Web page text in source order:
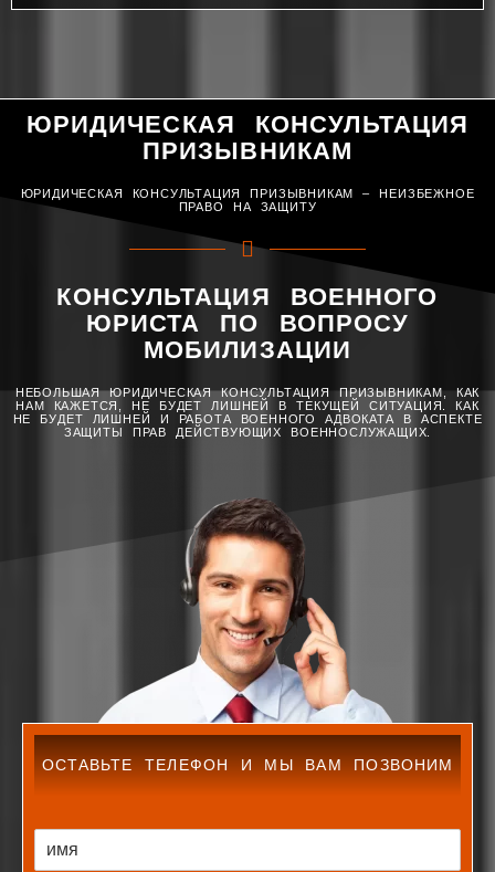
ЮРИДИЧЕСКАЯ КОНСУЛЬТАЦИЯ
ПРИЗЫВНИКАМ
ЮРИДИЧЕСКАЯ КОНСУЛЬТАЦИЯ ПРИЗЫВНИКАМ – НЕИЗБЕЖНОЕ
ПРАВО НА ЗАЩИТУ
КОНСУЛЬТАЦИЯ ВОЕННОГО
ЮРИСТА ПО ВОПРОСУ
МОБИЛИЗАЦИИ
НЕБОЛЬШАЯ ЮРИДИЧЕСКАЯ КОНСУЛЬТАЦИЯ ПРИЗЫВНИКАМ, КАК
НАМ КАЖЕТСЯ, НЕ БУДЕТ ЛИШНЕЙ В ТЕКУЩЕЙ СИТУАЦИЯ. КАК
НЕ БУДЕТ ЛИШНЕЙ И РАБОТА ВОЕННОГО АДВОКАТА В АСПЕКТЕ
ЗАЩИТЫ ПРАВ ДЕЙСТВУЮЩИХ ВОЕННОСЛУЖАЩИХ.
ОСТАВЬТЕ ТЕЛЕФОН И МЫ ВАМ ПОЗВОНИМ